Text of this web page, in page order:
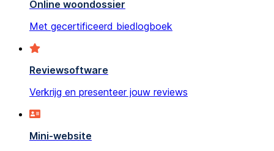
Online woondossier
Met gecertificeerd biedlogboek
Reviewsoftware
Verkrijg en presenteer jouw reviews
Mini-website